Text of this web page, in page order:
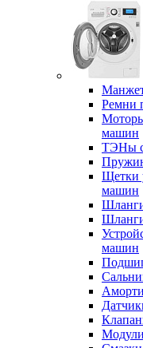
Ремни
машин
ТЭНы
Щетки
машин
машин